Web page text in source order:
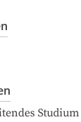
Studium